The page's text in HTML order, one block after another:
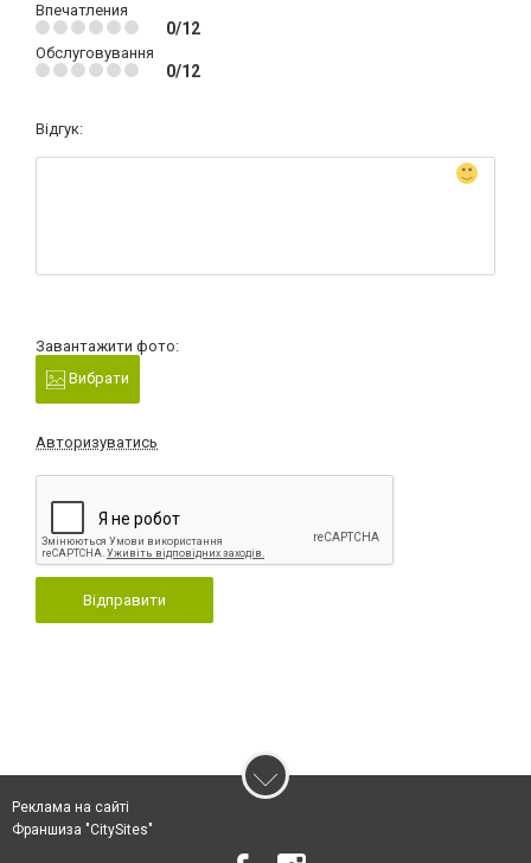
Впечатления
0/12
Обслуговування
0/12
Відгук:
Завантажити фото:
Вибрати
Авторизуватись
Відправити
Реклама на сайті
Франшиза "CitySites"